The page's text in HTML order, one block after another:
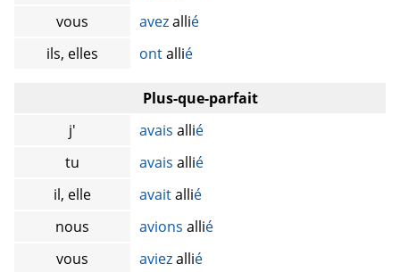
vous
avezallié
ils, elles
ontallié
Plus-que-parfait
j'
avais allié
tu
avais allié
il, elle
avaitallié
nous
avions allié
vous
aviezallié